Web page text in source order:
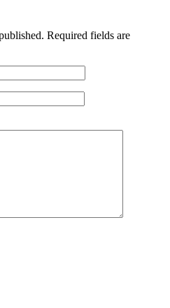
Required fields are